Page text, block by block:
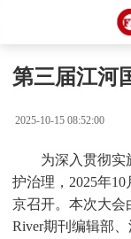
第三届江河
2025-10-15 08:52:00
为深入贯彻实
护治理，2025年
京召开。本次大会
River期刊编辑部